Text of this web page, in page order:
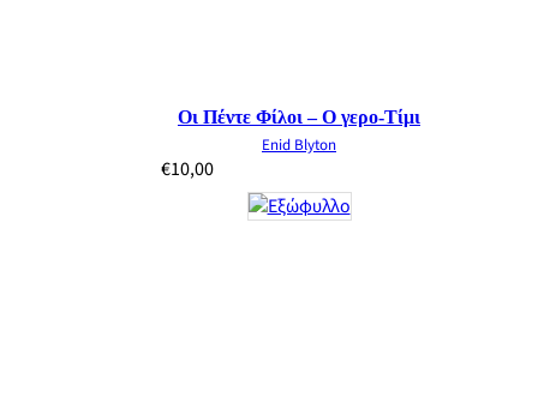
Οι Πέντε Φίλοι – Ο γερο-Τίμι
Enid Blyton
€10,00